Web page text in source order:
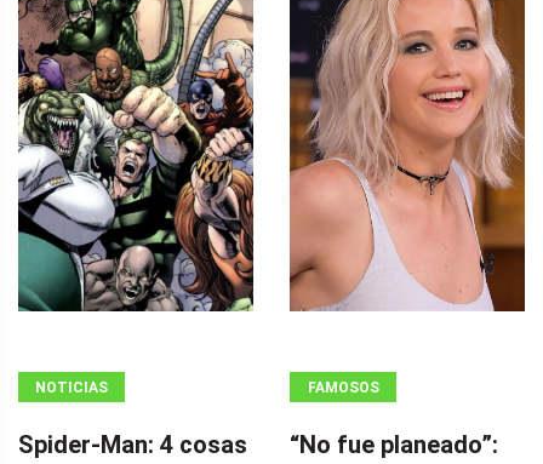
NOTICIAS
Spider-Man: 4 cosas
FAMOSOS
“No fue planeado”: ​​